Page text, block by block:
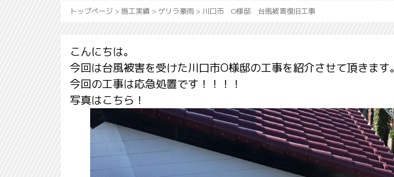
トップページ > 施工実績 > ゲリラ豪雨 > 川口市 O様邸 台風被害復旧工事
こんにちは。
今回は台風被害を受けた川口市O様邸の工事を紹介させて頂きます。
今回の工事は応急処置です！！！！
写真はこちら！